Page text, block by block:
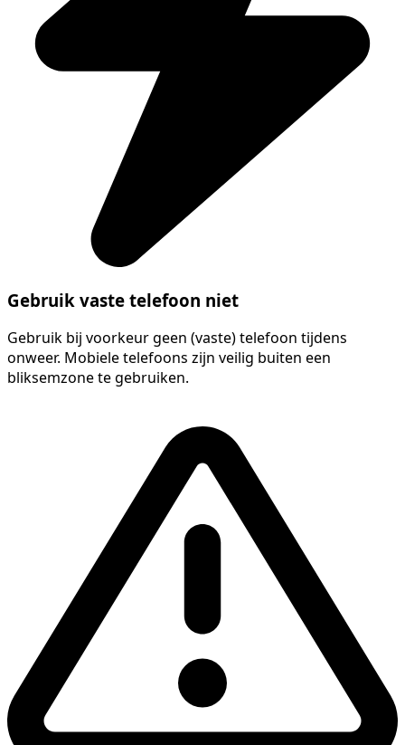
Gebruik vaste telefoon niet
Gebruik bij voorkeur geen (vaste) telefoon tijdens
onweer. Mobiele telefoons zijn veilig buiten een
bliksemzone te gebruiken.